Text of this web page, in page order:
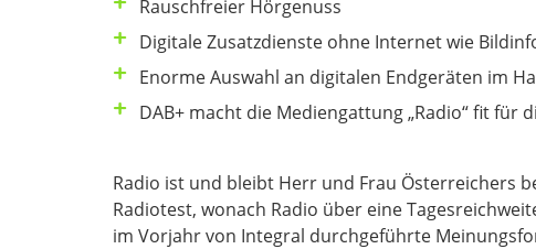
Rauschfreier Hörgenuss
Digitale Zusatzdienste ohne Internet wie
Enorme Auswahl an digitalen Endgeräten im
DAB+ macht die Mediengattung „Radio“ fit für
Radio ist und bleibt Herr und Frau Österreichers
Radiotest, wonach Radio über eine
im Vorjahr von Integral durchgeführte